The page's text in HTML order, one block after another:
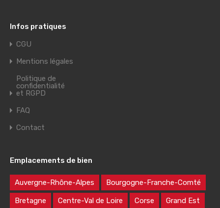
Infos pratiques
CGU
Mentions légales
Politique de
confidentialité
et RGPD
FAQ
Contact
Emplacements de bien
Auvergne-Rhône-Alpes Bourgogne-Franche-Comté
Bretagne Centre-Val de Loire Corse Grand Est